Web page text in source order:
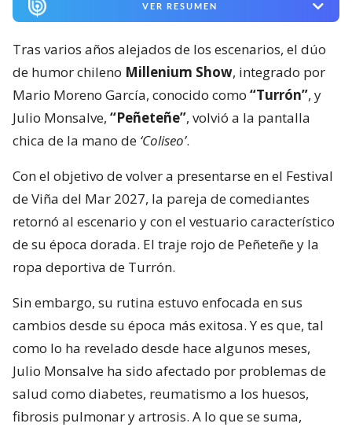
VER RESUMEN
Tras varios años alejados de los escenarios, el dúo
de humor chileno Millenium Show, integrado por
Mario Moreno García, conocido como “Turrón”, y
Julio Monsalve, “Peñeteñe”, volvió a la pantalla
chica de la mano de ‘Coliseo’.
Con el objetivo de volver a presentarse en el Festival
de Viña del Mar 2027, la pareja de comediantes
retornó al escenario y con el vestuario característico
de su época dorada. El traje rojo de Peñeteñe y la
ropa deportiva de Turrón.
Sin embargo, su rutina estuvo enfocada en sus
cambios desde su época más exitosa. Y es que, tal
como lo ha revelado desde hace algunos meses,
Julio Monsalve ha sido afectado por problemas de
salud como diabetes, reumatismo a los huesos,
fibrosis pulmonar y artrosis. A lo que se suma,